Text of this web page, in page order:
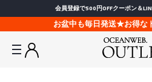
会員登録で500円OFFクーポン＆
お盆中も毎日発送★お得な